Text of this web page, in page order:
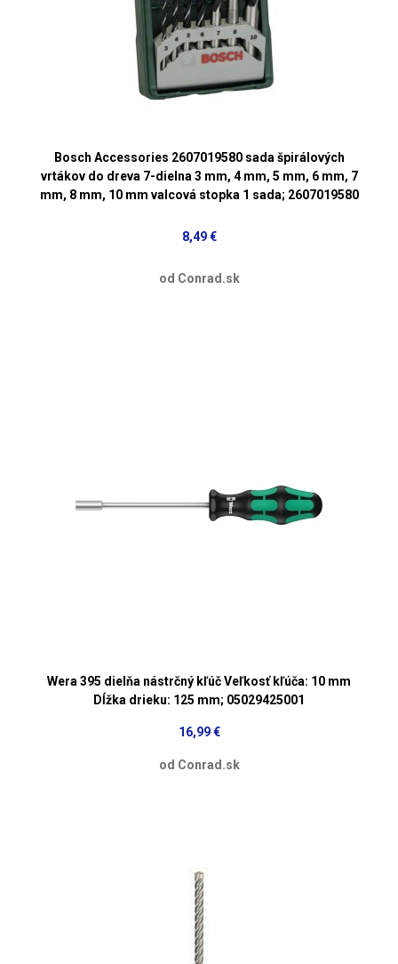
Bosch Accessories 2607019580 sada špirálových
vrtákov do dreva 7-dielna 3 mm, 4 mm, 5 mm, 6 mm, 7
mm, 8 mm, 10 mm valcová stopka 1 sada; 2607019580
8,49 €
od Conrad.sk
Wera 395 dielňa nástrčný kľúč Veľkosť kľúča: 10 mm
Dĺžka drieku: 125 mm; 05029425001
16,99 €
od Conrad.sk